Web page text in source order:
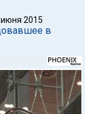
2015
в